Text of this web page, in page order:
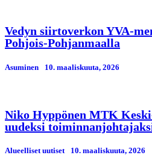
Vedyn siirtoverkon YVA-
Pohjois-Pohjanmaalla
Asuminen 10. maaliskuuta, 2026
Niko Hyppönen MTK
uudeksi
Alueelliset uutiset 10. maaliskuuta, 2026